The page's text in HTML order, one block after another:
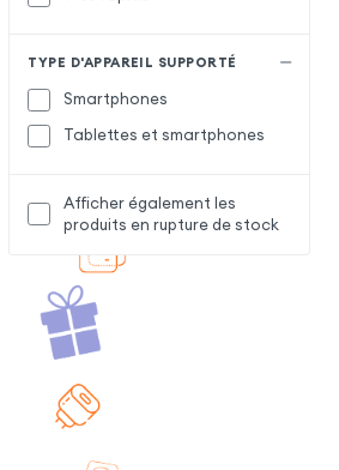
TYPE D'APPAREIL SUPPORTÉ
Smartphones
Tablettes et smartphones
Afficher également les
produits en rupture de stock